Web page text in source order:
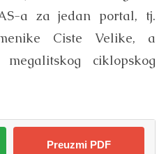
a za jedan portal, tj.
Ciste Velike, a
ciklopskog
Preuzmi PDF